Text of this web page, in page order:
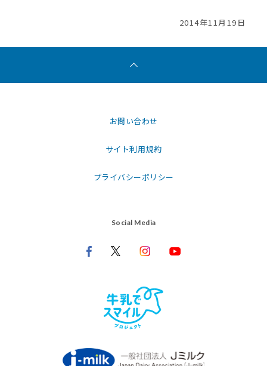
2014年11月19日
お問い合わせ
サイト利用規約
プライバシーポリシー
Social Media